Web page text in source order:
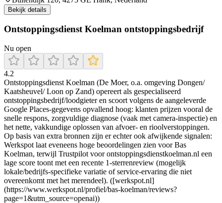
Bekijk details
Ontstoppingsdienst Koelman ontstoppingsbedrijf
Nu open
4.2
Ontstoppingsdienst Koelman (De Moer, o.a. omgeving Dongen/
Kaatsheuvel/ Loon op Zand) opereert als gespecialiseerd
ontstoppingsbedrijf/loodgieter en scoort volgens de aangeleverde
Google Places-gegevens opvallend hoog: klanten prijzen vooral de
snelle respons, zorgvuldige diagnose (vaak met camera-inspectie) en
het nette, vakkundige oplossen van afvoer- en rioolverstoppingen.
Op basis van extra bronnen zijn er echter ook afwijkende signalen:
Werkspot laat eveneens hoge beoordelingen zien voor Bas
Koelman, terwijl Trustpilot voor ontstoppingsdienstkoelman.nl een
lage score toont met een recente 1-sterrenreview (mogelijk
lokale/bedrijfs-specifieke variatie of service-ervaring die niet
overeenkomt met het merendeel). ([werkspot.nl]
(https://www.werkspot.nl/profiel/bas-koelman/reviews?
page=1&utm_source=openai))